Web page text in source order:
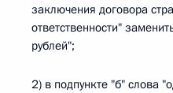
заключения договора
ответственности"
рублей";
2) в подпункте "б" слова